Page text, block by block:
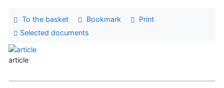
To the basket Bookmark
Print
Selected documents
article